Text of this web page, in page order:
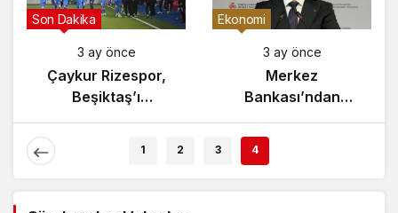
Gündem
3 ay önce
Yunanistan’da
Zeybek Tartışması
Alevlendi!
Son Dakika
3 ay önce
Çaykur Rizespor,
Beşiktaş’ı
Ağırlıyor!
1 2 3 4